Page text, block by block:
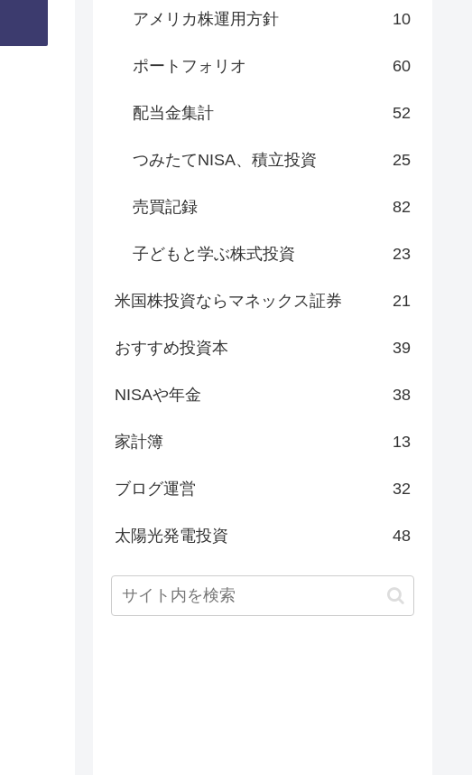
アメリカ株運用方針 10
ポートフォリオ 60
配当金集計 52
つみたてNISA、積立投資 25
売買記録 82
子どもと学ぶ株式投資 23
米国株投資ならマネックス証券 21
おすすめ投資本 39
NISAや年金 38
家計簿 13
ブログ運営 32
太陽光発電投資 48